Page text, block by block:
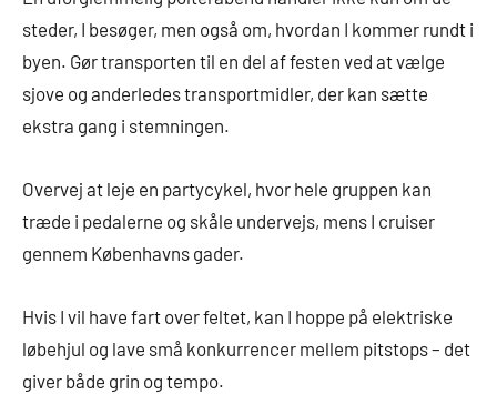
steder, I besøger, men også om, hvordan I kommer rundt i
byen. Gør transporten til en del af festen ved at vælge
sjove og anderledes transportmidler, der kan sætte
ekstra gang i stemningen.
Overvej at leje en partycykel, hvor hele gruppen kan
træde i pedalerne og skåle undervejs, mens I cruiser
gennem Københavns gader.
Hvis I vil have fart over feltet, kan I hoppe på elektriske
løbehjul og lave små konkurrencer mellem pitstops – det
giver både grin og tempo.